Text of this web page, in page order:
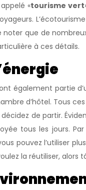
«tourisme vert
que de
à ces détails.
également partie
d’hôtel. Tous
décidez de partir.
tous les jours.
pouvez l’utiliser
la réutiliser, alors